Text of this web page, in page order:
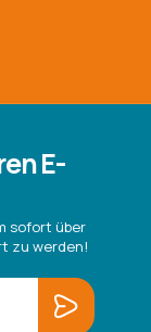
E-
sofort über
zu werden!